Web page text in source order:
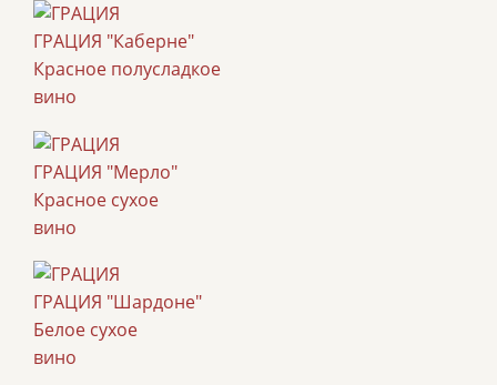
ГРАЦИЯ "Каберне"
Красное полусладкое
вино
ГРАЦИЯ "Мерло"
Красное сухое
вино
ГРАЦИЯ "Шардоне"
Белое сухое
вино